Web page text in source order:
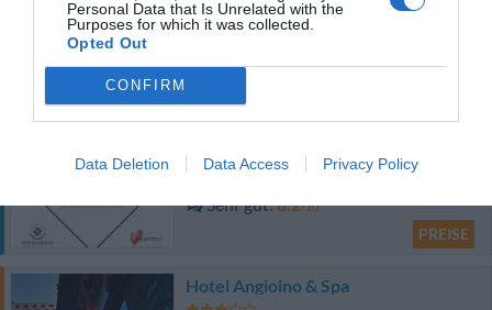
Personal Data that Is Unrelated with the
Purposes for which it was collected.
Opted Out
CONFIRM
Data Deletion Data Access Privacy Policy
Fabelhaft 8.5/10
Hotel Garden
Sehr gut 8.2/10
PREISE
Hotel Angioino & Spa